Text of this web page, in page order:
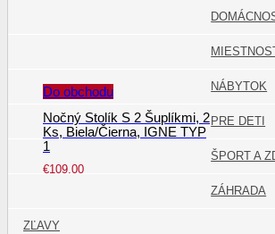
Do obchodu
Nočný Stolík S 2 Šuplíkmi, 2
Ks, Biela/čierna, IGNE TYP
1
€109.00
NÁBYTOK
PRE DETI
ŠPORT A
ZÁHRADA
ZĽAVY